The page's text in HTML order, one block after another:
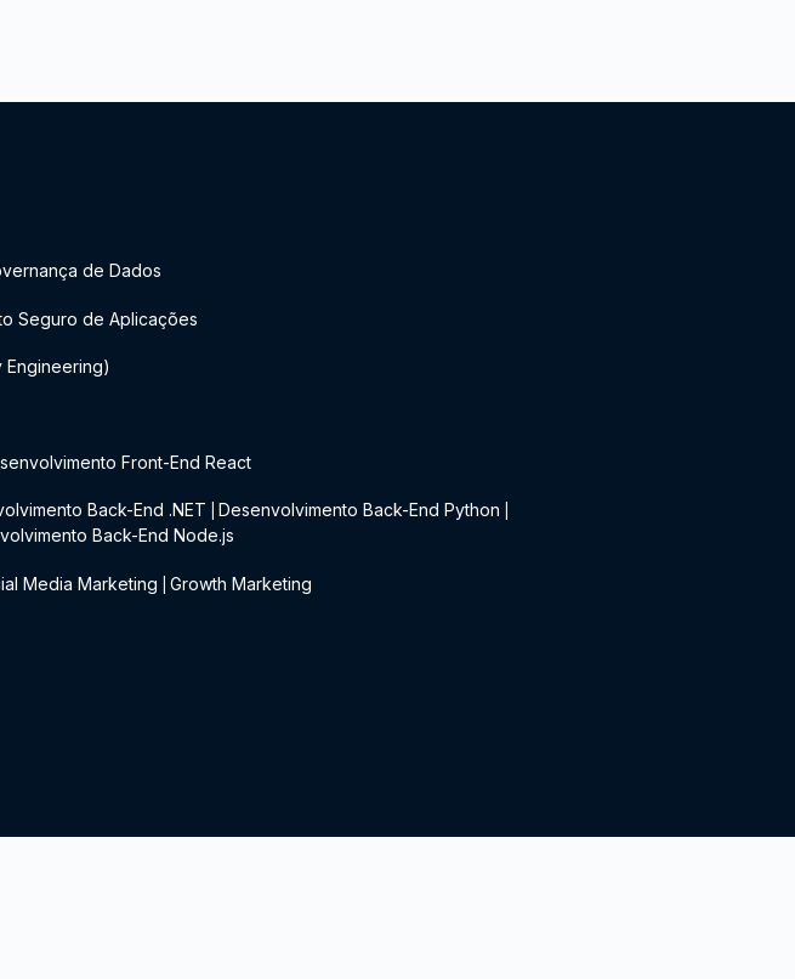
de Dados
Seguro de Aplicações
Engineering)
Front-End React
Back-End .NET Desenvolvimento Back-End Python
Back-End Node.js
Media Marketing Growth Marketing